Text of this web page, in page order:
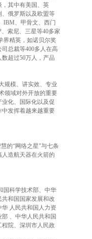
其中有美国、英
、俄罗斯以及欧盟等
IBM、甲骨文、西门
索尼、三星等40多家
界精英，如诺贝尔奖
总裁等400多人在高
超过50万人，产品
规模、讲实效、专业
领域对外开放的重要
化、国际化以及促
发挥着越来越重要
的“网络之星”与七条
造航天器在火箭的
国科学技术部、中华
和国国家发展和改
人民共和国人力资
、中华人民共和国
院、深圳市人民政